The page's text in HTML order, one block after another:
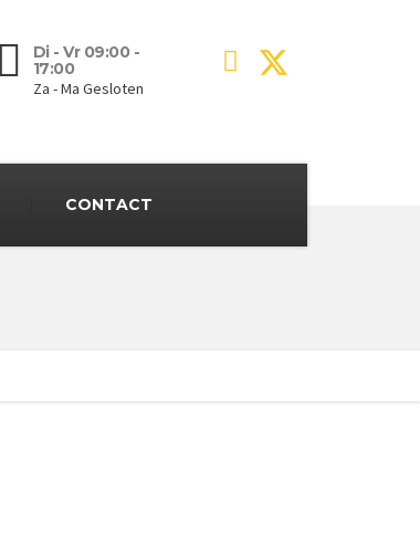
Di - Vr 09:00 -
17:00
Za - Ma Gesloten
CONTACT